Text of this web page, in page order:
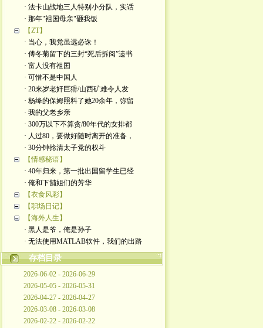
· 法卡山战地三人特别小分队，实话
· 那年"袓国母亲"砸我饭
【ZT】
· 当心，我党虽远必诛！
· 傅冬菊留下的三封“死后拆阅”遗书
· 富人没有祖囯
· 可惜不是中国人
· 20来岁老奸巨猾/山西矿难令人发
· 杨绛的保姆照料了她20余年，弥留
· 我的父老乡亲
· 300万以下不算贪/80年代的女排都
· 人过80，要做好随时离开的准备，
· 30分钟捻清太子党的权斗
【情感秘语】
· 40年归来，第一批出国留学生已经
· 俺和下舖姐们的芳华
【衣食风彩】
【职场日记】
【海外人生】
· 黑人是爷，俺是孙子
· 无法使用MATLAB软件，我们的出路
存档目录
2026-06-02 - 2026-06-29
2026-05-05 - 2026-05-31
2026-04-27 - 2026-04-27
2026-03-08 - 2026-03-08
2026-02-22 - 2026-02-22